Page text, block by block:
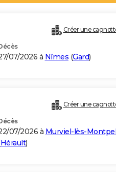
Créer une
07/2026 à Nîmes (Gard)
Créer une
07/2026 à Murviel-lès-
Hérault)